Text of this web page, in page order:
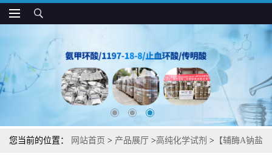
您当前的位置： 网站首页 > 产品展厅 >高纯化学试剂 > 【辅酶A钠盐